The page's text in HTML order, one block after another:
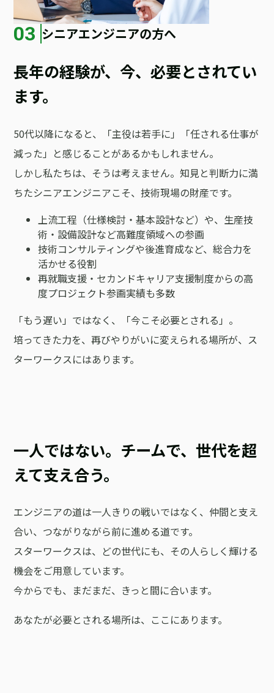
03 シニアエンジニアの方へ
長年の経験が、今、必要とされてい
ます。
50代以降になると、「主役は若手に」「任される仕事が
減った」と感じることがあるかもしれません。
しかし私たちは、そうは考えません。知見と判断力に満
ちたシニアエンジニアこそ、技術現場の財産です。
上流工程（仕様検討・基本設計など）や、生産技
術・設備設計など高難度領域への参画
技術コンサルティングや後進育成など、総合力を
活かせる役割
再就職支援・セカンドキャリア支援制度からの高
度プロジェクト参画実績も多数
「もう遅い」ではなく、「今こそ必要とされる」。
培ってきた力を、再びやりがいに変えられる場所が、ス
ターワークスにはあります。
一人ではない。チームで、世代を超
えて支え合う。
エンジニアの道は一人きりの戦いではなく、仲間と支え
合い、つながりながら前に進める道です。
スターワークスは、どの世代にも、その人らしく輝ける
機会をご用意しています。
今からでも、まだまだ、きっと間に合います。
あなたが必要とされる場所は、ここにあります。